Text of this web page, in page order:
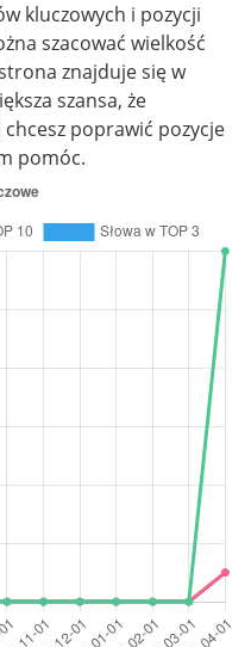
kluczowych i pozycji
szacować wielkość
znajduje się w
szansa, że
poprawić pozycje
pomóc.